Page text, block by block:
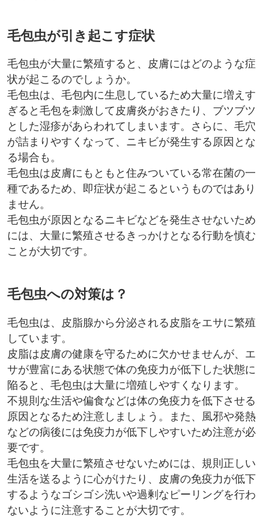
毛包虫が引き起こす症状
毛包虫が大量に繁殖すると、皮膚にはどのような症
状が起こるのでしょうか。
毛包虫は、毛包内に生息しているため大量に増えす
ぎると毛包を刺激して皮膚炎がおきたり、ブツブツ
とした湿疹があらわれてしまいます。さらに、毛穴
が詰まりやすくなって、ニキビが発生する原因とな
る場合も。
毛包虫は皮膚にもともと住みついている常在菌の一
種であるため、即症状が起こるというものではあり
ません。
毛包虫が原因となるニキビなどを発生させないため
には、大量に繁殖させるきっかけとなる行動を慎む
ことが大切です。
毛包虫への対策は？
毛包虫は、皮脂腺から分泌される皮脂をエサに繁殖
しています。
皮脂は皮膚の健康を守るために欠かせませんが、エ
サが豊富にある状態で体の免疫力が低下した状態に
陥ると、毛包虫は大量に増殖しやすくなります。
不規則な生活や偏食などは体の免疫力を低下させる
原因となるため注意しましょう。また、風邪や発熱
などの病後には免疫力が低下しやすいため注意が必
要です。
毛包虫を大量に繁殖させないためには、規則正しい
生活を送るように心がけたり、皮膚の免疫力が低下
するようなゴシゴシ洗いや過剰なピーリングを行わ
ないように注意することが大切です。